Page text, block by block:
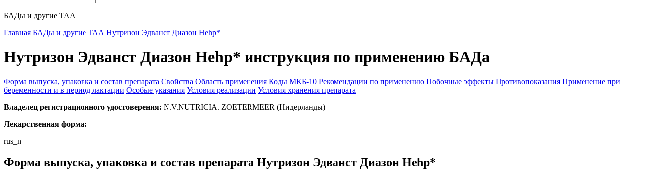
БАДы и другие ТАА
Главная БАДы и другие ТАА Нутризон Эдванст Диазон Hehp*
Нутризон Эдванст Диазон Hehp* инструкция по применению БАДа
Форма выпуска, упаковка и состав препарата Свойства Область применения Коды МКБ-10 Рекомендации по применению Побочные эффекты Противопоказания Применение при
беременности и в период лактации Особые указания Условия реализации Условия хранения препарата
Владелец регистрационного удостоверения: N.V.NUTRICIA. ZOETERMEER (Нидерланды)
Лекарственная форма:
rus_n
Форма выпуска, упаковка и состав препарата Нутризон Эдванст Диазон Hehp*